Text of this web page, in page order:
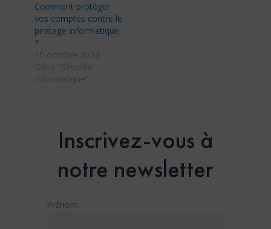
Comment protéger
vos comptes contre le
piratage informatique
?
10 octobre 2024
Dans "Sécurité
Informatique"
Inscrivez-vous à
notre newsletter
Prénom